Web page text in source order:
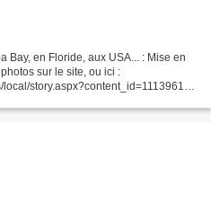
Bay, en Floride, aux USA... : Mise en
sur le site, ou ici :
story.aspx?content_id=11139618-